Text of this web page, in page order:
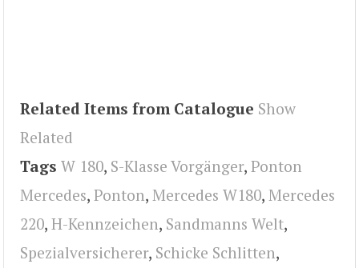
Related Items from Catalogue Show
Related
Tags W 180, S-Klasse Vorgänger, Ponton
Mercedes, Ponton, Mercedes W180, Mercedes
220, H-Kennzeichen, Sandmanns Welt,
Spezialversicherer, Schicke Schlitten,